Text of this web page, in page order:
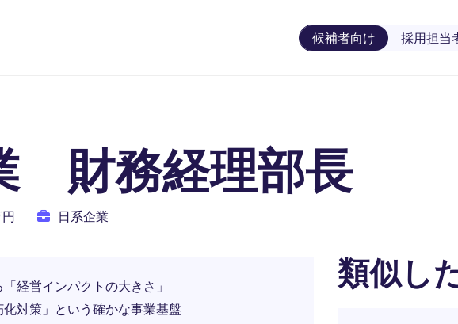
候補者向け 採用担当
財務経理部長
日系企業
経営インパクトの大きさ」
対策」という確かな事業基盤
類似し